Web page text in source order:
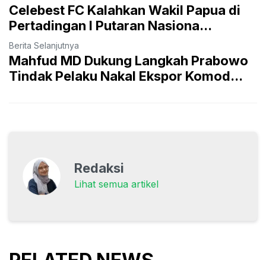
Celebest FC Kalahkan Wakil Papua di
Pertadingan I Putaran Nasiona...
Berita Selanjutnya
Mahfud MD Dukung Langkah Prabowo
Tindak Pelaku Nakal Ekspor Komod...
Redaksi
Lihat semua artikel